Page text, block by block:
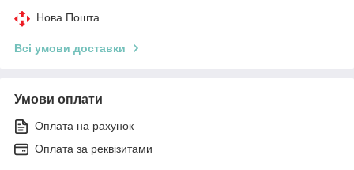
Нова Пошта
Всі умови доставки
Умови оплати
Оплата на рахунок
Оплата за реквізитами